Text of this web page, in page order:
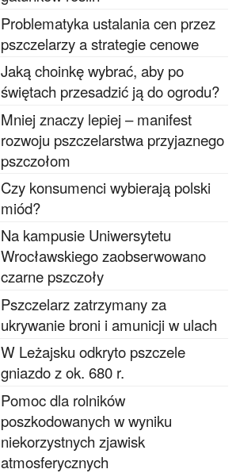
Problematyka ustalania cen przez
pszczelarzy a strategie cenowe
Jaką choinkę wybrać, aby po
świętach przesadzić ją do ogrodu?
Mniej znaczy lepiej – manifest
rozwoju pszczelarstwa przyjaznego
pszczołom
Czy konsumenci wybierają polski
miód?
Na kampusie Uniwersytetu
Wrocławskiego zaobserwowano
czarne pszczoły
Pszczelarz zatrzymany za
ukrywanie broni i amunicji w ulach
W Leżajsku odkryto pszczele
gniazdo z ok. 680 r.
Pomoc dla rolników
poszkodowanych w wyniku
niekorzystnych zjawisk
atmosferycznych